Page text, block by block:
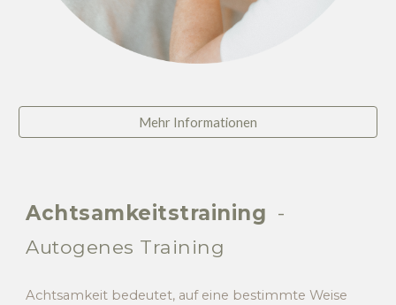
Mehr Informationen
Achtsamkeitstraining -
Autogenes Training
Achtsamkeit bedeutet, auf eine bestimmte Weise